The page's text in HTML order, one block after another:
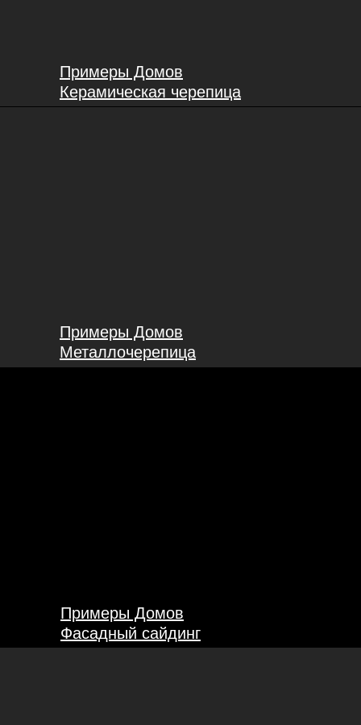
Примеры Домов
Керамическая черепица
Примеры Домов
Металлочерепица
Примеры Домов
Фасадный сайдинг